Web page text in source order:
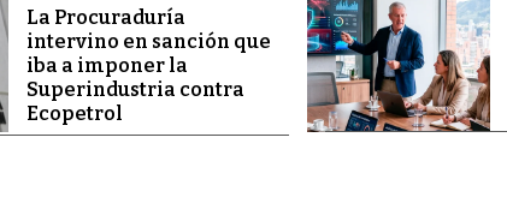
La Procuraduría
intervino en sanción que
iba a imponer la
Superindustria contra
Ecopetrol